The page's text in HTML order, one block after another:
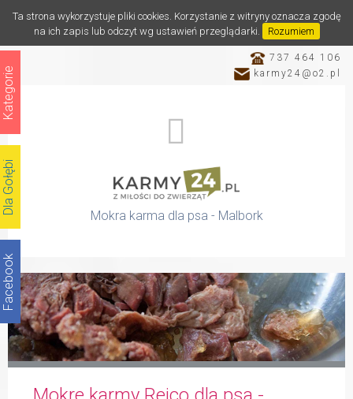
Ta strona wykorzystuje pliki cookies. Korzystanie z witryny oznacza zgodę
na ich zapis lub odczyt wg ustawień przeglądarki.
Rozumiem
737 464 106
karmy24@o2.pl
Mokra karma dla psa - Malbork
Katalog
Facebook
Dla Gołębi
Kategorie